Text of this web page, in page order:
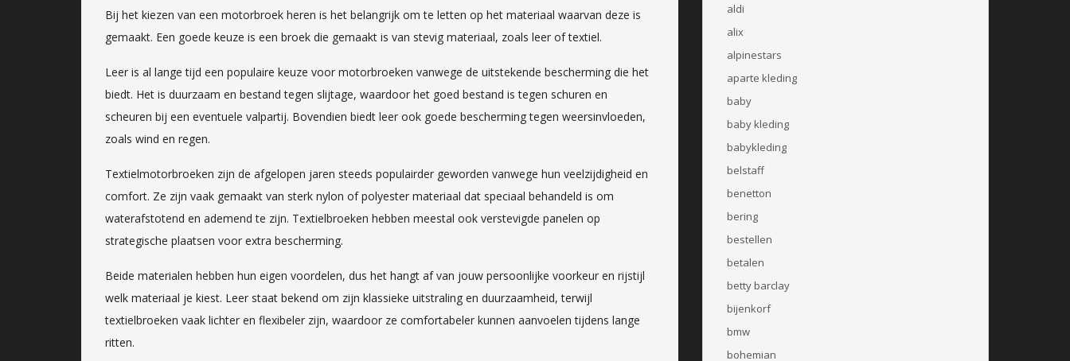
Bij het kiezen van een motorbroek heren is het belangrijk om te letten op het materiaal waarvan deze is
gemaakt. Een goede keuze is een broek die gemaakt is van stevig materiaal, zoals leer of textiel.
Leer is al lange tijd een populaire keuze voor motorbroeken vanwege de uitstekende bescherming die het
biedt. Het is duurzaam en bestand tegen slijtage, waardoor het goed bestand is tegen schuren en
scheuren bij een eventuele valpartij. Bovendien biedt leer ook goede bescherming tegen weersinvloeden,
zoals wind en regen.
Textielmotorbroeken zijn de afgelopen jaren steeds populairder geworden vanwege hun veelzijdigheid en
comfort. Ze zijn vaak gemaakt van sterk nylon of polyester materiaal dat speciaal behandeld is om
waterafstotend en ademend te zijn. Textielbroeken hebben meestal ook verstevigde panelen op
strategische plaatsen voor extra bescherming.
Beide materialen hebben hun eigen voordelen, dus het hangt af van jouw persoonlijke voorkeur en rijstijl
welk materiaal je kiest. Leer staat bekend om zijn klassieke uitstraling en duurzaamheid, terwijl
textielbroeken vaak lichter en flexibeler zijn, waardoor ze comfortabeler kunnen aanvoelen tijdens lange
ritten.
aldi
alix
alpinestars
aparte kleding
baby
baby kleding
babykleding
belstaff
benetton
bering
bestellen
betalen
betty barclay
bijenkorf
bmw
bohemian